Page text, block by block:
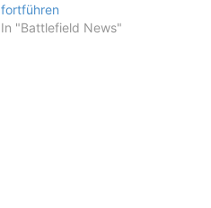
fortführen
In "Battlefield News"